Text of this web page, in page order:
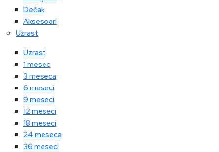
Dečak
Aksesoari
Uzrast
Uzrast
1 mesec
3 meseca
6 meseci
9 meseci
12 meseci
18 meseci
24 meseca
36 meseci